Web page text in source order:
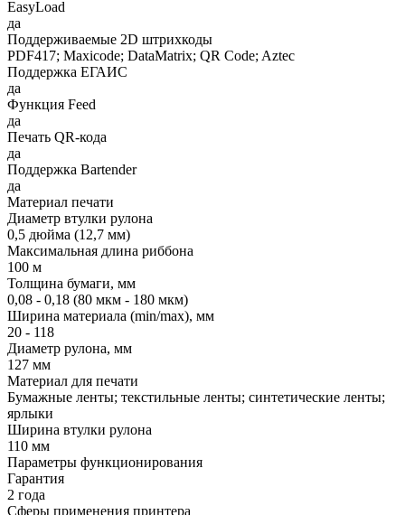
EasyLoad
да
Поддерживаемые 2D штрихкоды
PDF417; Maxicode; DataMatrix; QR Code; Aztec
Поддержка ЕГАИС
да
Функция Feed
да
Печать QR-кода
да
Поддержка Bartender
да
Материал печати
Диаметр втулки рулона
0,5 дюйма (12,7 мм)
Максимальная длина риббона
100 м
Толщина бумаги, мм
0,08 - 0,18 (80 мкм - 180 мкм)
Ширина материала (min/max), мм
20 - 118
Диаметр рулона, мм
127 мм
Материал для печати
Бумажные ленты; текстильные ленты; синтетические ленты;
ярлыки
Ширина втулки рулона
110 мм
Параметры функционирования
Гарантия
2 года
Сферы применения принтера